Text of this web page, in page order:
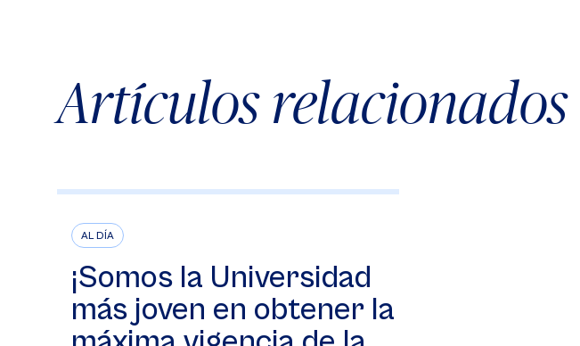
Artículos relacionados
AL DÍA
¡Somos la Universidad
más joven en obtener la